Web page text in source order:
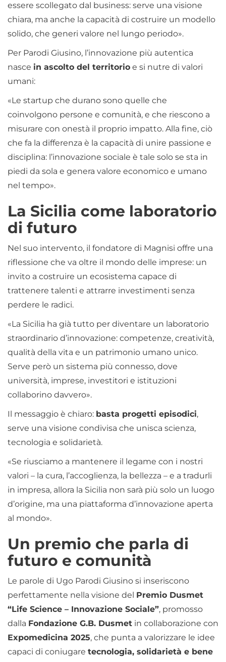
essere scollegato dal business: serve una visione
chiara, ma anche la capacità di costruire un modello
solido, che generi valore nel lungo periodo».
Per Parodi Giusino, l’innovazione più autentica
nasce in ascolto del territorio e si nutre di valori
umani:
«Le startup che durano sono quelle che
coinvolgono persone e comunità, e che riescono a
misurare con onestà il proprio impatto. Alla fine, ciò
che fa la differenza è la capacità di unire passione e
disciplina: l’innovazione sociale è tale solo se sta in
piedi da sola e genera valore economico e umano
nel tempo».
La Sicilia come laboratorio
di futuro
Nel suo intervento, il fondatore di Magnisi offre una
riflessione che va oltre il mondo delle imprese: un
invito a costruire un ecosistema capace di
trattenere talenti e attrarre investimenti senza
perdere le radici.
«La Sicilia ha già tutto per diventare un laboratorio
straordinario d’innovazione: competenze, creatività,
qualità della vita e un patrimonio umano unico.
Serve però un sistema più connesso, dove
università, imprese, investitori e istituzioni
collaborino davvero».
Il messaggio è chiaro: basta progetti episodici,
serve una visione condivisa che unisca scienza,
tecnologia e solidarietà.
«Se riusciamo a mantenere il legame con i nostri
valori – la cura, l’accoglienza, la bellezza – e a tradurli
in impresa, allora la Sicilia non sarà più solo un luogo
d’origine, ma una piattaforma d’innovazione aperta
al mondo».
Un premio che parla di
futuro e comunità
Le parole di Ugo Parodi Giusino si inseriscono
perfettamente nella visione del Premio Dusmet
“Life Science – Innovazione Sociale”, promosso
dalla Fondazione G.B. Dusmet in collaborazione con
Expomedicina 2025, che punta a valorizzare le idee
capaci di coniugare tecnologia, solidarietà e bene